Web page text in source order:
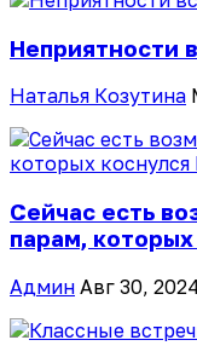
Неприятности
Наталья Козутина
Сейчас есть
парам, которых
Админ Авг 30,